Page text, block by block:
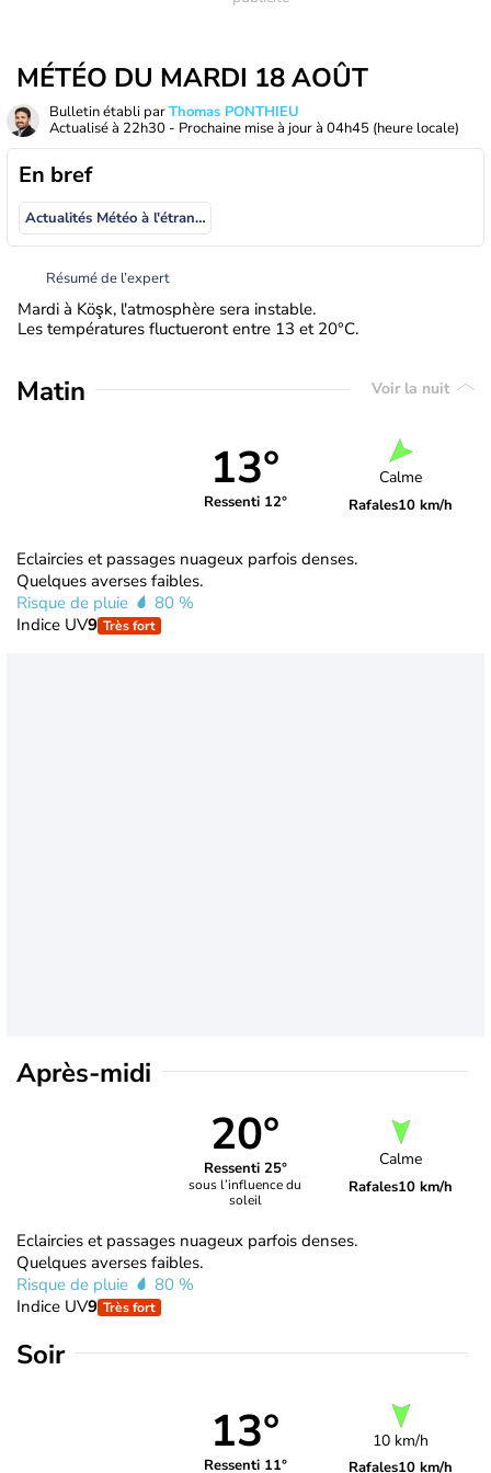
MÉTÉO DU MARDI 18 AOÛT
Bulletin établi parThomas PONTHIEU
Actualisé à 22h30 - Prochaine mise à jour à 04h45 (heure locale)
En bref
Actualités Météo à l'étranger
Résumé de l’expert
Mardi à Köşk, l'atmosphère sera instable.
Les températures fluctueront entre 13 et 20°C.
Matin Voir la nuit
13°
Ressenti 12°
Calme
Rafales10 km/h
Eclaircies et passages nuageux parfois denses.
Quelques averses faibles.
Risque de pluie
80 %
Indice UV9 Très fort
Après-midi
20°
Ressenti 25°
sous l’influence du
soleil
Calme
Rafales10 km/h
Eclaircies et passages nuageux parfois denses.
Quelques averses faibles.
Risque de pluie
80 %
Indice UV9 Très fort
Soir
13°
Ressenti 11°
10 km/h
Rafales10 km/h